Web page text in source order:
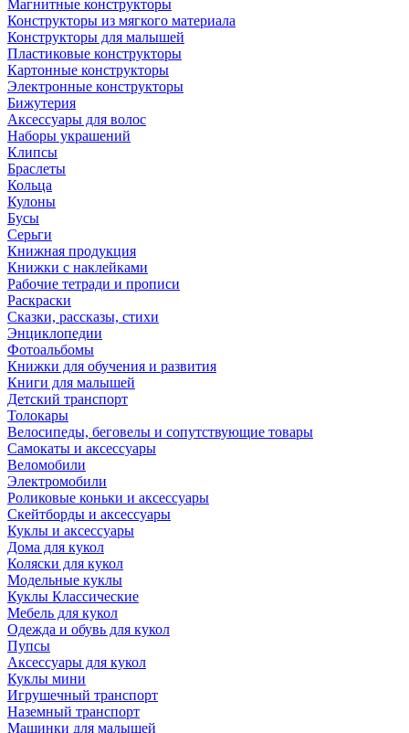
Магнитные конструкторы
Конструкторы из мягкого материала
Конструкторы для малышей
Пластиковые конструкторы
Картонные конструкторы
Электронные конструкторы
Бижутерия
Аксессуары для волос
Наборы украшений
Клипсы
Браслеты
Кольца
Кулоны
Бусы
Серьги
Книжная продукция
Книжки с наклейками
Рабочие тетради и прописи
Раскраски
Сказки, рассказы, стихи
Энциклопедии
Фотоальбомы
Книжки для обучения и развития
Книги для малышей
Детский транспорт
Толокары
Велосипеды, беговелы и сопутствующие товары
Самокаты и аксессуары
Веломобили
Электромобили
Роликовые коньки и аксессуары
Скейтборды и аксессуары
Куклы и аксессуары
Дома для кукол
Коляски для кукол
Модельные куклы
Куклы Классические
Мебель для кукол
Одежда и обувь для кукол
Пупсы
Аксессуары для кукол
Куклы мини
Игрушечный транспорт
Наземный транспорт
Машинки для малышей